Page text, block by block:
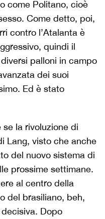
come Politano, cioè
Come detto, poi,
contro l’Atalanta è
quindi il
palloni in campo
dei suoi
Ed è stato
la rivoluzione di
Lang, visto che anche
del nuovo sistema di
prossime settimane.
al centro della
del brasiliano, beh,
Dopo